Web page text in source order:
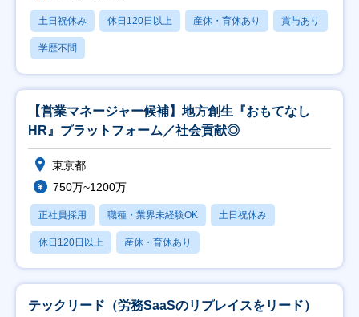
土日祝休み 休日120日以上 産休・育休あり 賞与あり
学歴不問
【営業マネージャー候補】地方創生『おもてなし
HR』プラットフォーム／社会貢献◎
東京都
750万~1200万
正社員採用 職種・業界未経験OK 土日祝休み
休日120日以上 産休・育休あり
テックリード（労務SaaSのリプレイスをリード）